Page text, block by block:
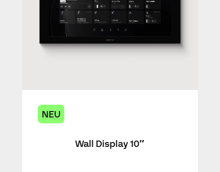
NEU
Wall Display 10″